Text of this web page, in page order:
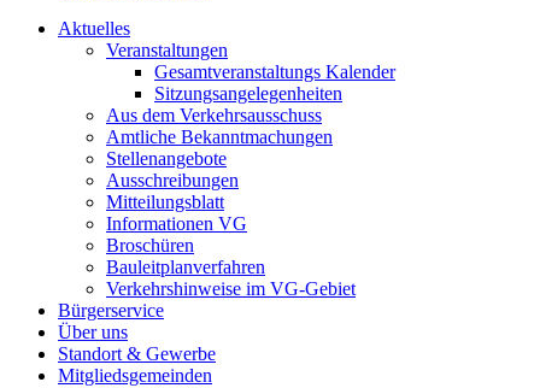
Aktuelles
Veranstaltungen
Gesamtveranstaltungs Kalender
Sitzungsangelegenheiten
Aus dem Verkehrsausschuss
Amtliche Bekanntmachungen
Stellenangebote
Ausschreibungen
Mitteilungsblatt
Informationen VG
Broschüren
Bauleitplanverfahren
Verkehrshinweise im VG-Gebiet
Bürgerservice
Über uns
Standort & Gewerbe
Mitgliedsgemeinden